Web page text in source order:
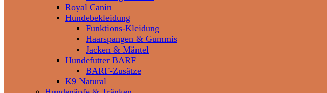
Royal Canin
Hundebekleidung
Funktions-Kleidung
Haarspangen & Gummis
Jacken & Mäntel
Hundefutter BARF
BARF-Zusätze
K9 Natural